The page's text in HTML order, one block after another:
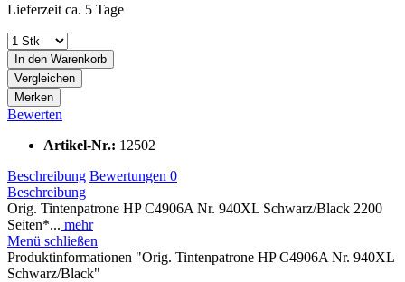
Lieferzeit ca. 5 Tage
In den Warenkorb
Vergleichen
Merken
Bewerten
Artikel-Nr.: 12502
Beschreibung Bewertungen 0
Beschreibung
Orig. Tintenpatrone HP C4906A Nr. 940XL Schwarz/Black 2200
Seiten*... mehr
Menü schließen
Produktinformationen "Orig. Tintenpatrone HP C4906A Nr. 940XL
Schwarz/Black"